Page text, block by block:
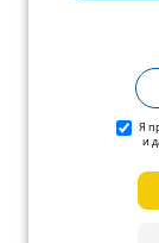
Я
и